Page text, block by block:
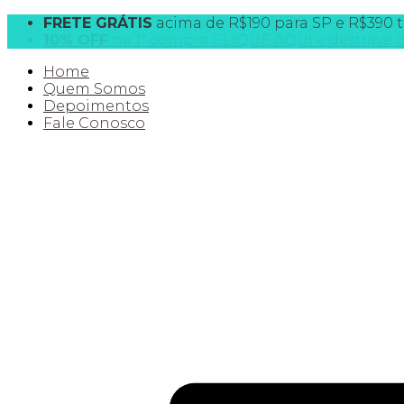
FRETE GRÁTIS acima de R$190 para SP e R$390
Home
Quem Somos
Depoimentos
Fale Conosco